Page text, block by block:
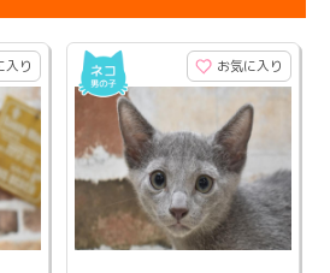
入り お気に入り